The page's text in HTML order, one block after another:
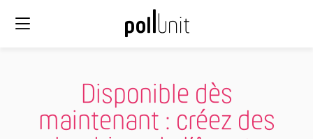
Disponible dès
maintenant : créez des